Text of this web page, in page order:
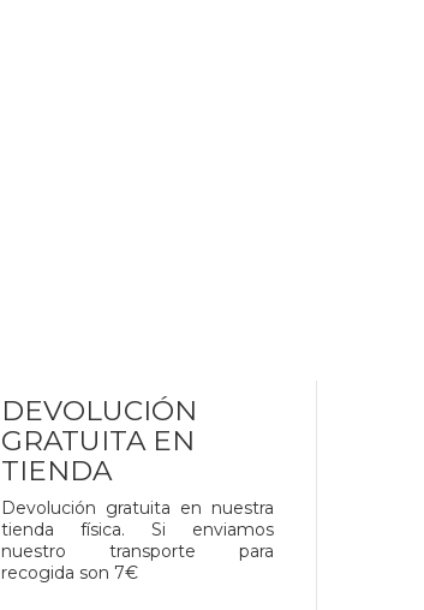
DEVOLUCIÓN
GRATUITA EN
TIENDA
Devolución gratuita en nuestra
tienda física. Si enviamos
nuestro transporte para
recogida son 7€